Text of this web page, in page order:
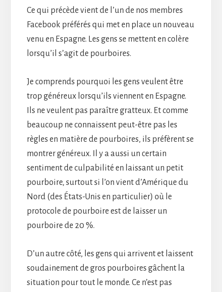
Ce qui précède vient de l’un de nos membres
Facebook préférés qui met en place un nouveau
venu en Espagne. Les gens se mettent en colère
lorsqu’il s’agit de pourboires.
Je comprends pourquoi les gens veulent être
trop généreux lorsqu’ils viennent en Espagne.
Ils ne veulent pas paraître gratteux. Et comme
beaucoup ne connaissent peut-être pas les
règles en matière de pourboires, ils préfèrent se
montrer généreux. Il y a aussi un certain
sentiment de culpabilité en laissant un petit
pourboire, surtout si l’on vient d’Amérique du
Nord (des États-Unis en particulier) où le
protocole de pourboire est de laisser un
pourboire de 20 %.
D’un autre côté, les gens qui arrivent et laissent
soudainement de gros pourboires gâchent la
situation pour tout le monde. Ce n’est pas